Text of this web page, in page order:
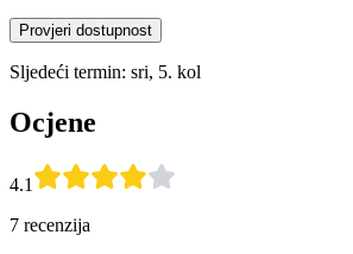
Provjeri dostupnost
Sljedeći termin: sri, 5. kol
Ocjene
4.1
7 recenzija